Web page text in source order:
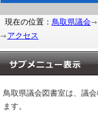
現在の位置： 鳥取県議会
アクセス
鳥取県議会図書室は、議
ます。